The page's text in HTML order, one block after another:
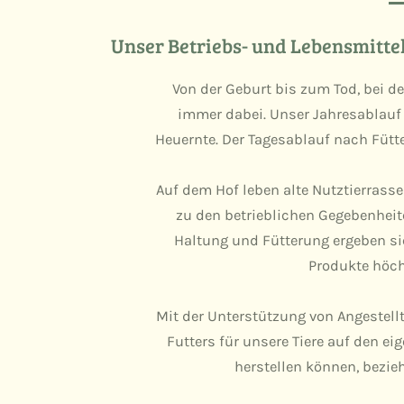
Unser Betriebs- und
Von der Geburt bis zum Tod, bei
immer dabei. Unser
Heuernte. Der Tagesablauf nach
Auf dem Hof leben alte
zu den betrieblichen
Haltung und Fütterung ergeben
Produkte
Mit der Unterstützung von
Futters für unsere Tiere auf den
herstellen können,